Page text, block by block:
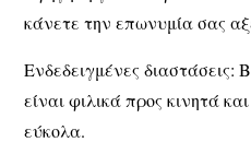
κάνετε την επωνυμία σας
Ενδεδειγμένες διαστάσεις:
είναι φιλικά προς κινητά
εύκολα.